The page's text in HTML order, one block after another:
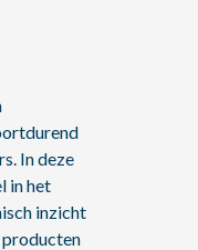
In deze
in het
inzicht